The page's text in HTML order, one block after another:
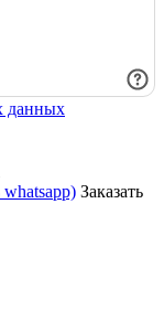
данных
Заказать